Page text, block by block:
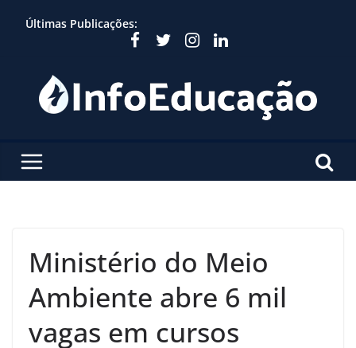
Últimas Publicações:
Ministério do Meio
Ambiente abre 6 mil
vagas em cursos